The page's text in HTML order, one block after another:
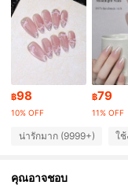
4.90 34K
4.90 34K
4.90
฿98
10% OFF
฿79
11% OFF
น่ารักมาก (9999+) ใ
คุณอาจชอบ